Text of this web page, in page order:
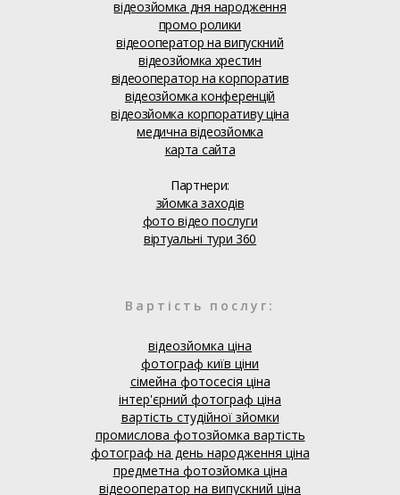
відеозйомка дня народження
промо ролики
відеооператор на випускний
відеозйомка хрестин
відеооператор на корпоратив
відеозйомка конференцій
відеозйомка корпоративу ціна
медична відеозйомка
карта сайта
Партнери:
зйомка заходів
фото відео послуги
віртуальні тури 360
Вартість послуг:
відеозйомка ціна
фотограф київ ціни
сімейна фотосесія ціна
інтер'єрний фотограф ціна
вартість студійної зйомки
промислова фотозйомка вартість
фотограф на день народження ціна
предметна фотозйомка ціна
відеооператор на випускний ціна